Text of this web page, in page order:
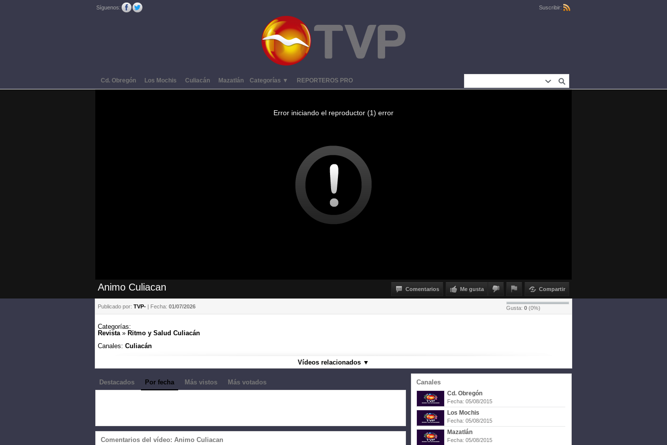
Síguenos: Suscribir:
Cd. Obregón Los Mochis Culiacán Mazatlán Categorías ▼ REPORTEROS PRO
Error iniciando el reproductor (1) error
Comentarios Me gusta Compartir
Animo Culiacan
Gusta: 0 (0%)
Publicado por: TVP- | Fecha: 01/07/2026
Categorías:
Revista » Ritmo y Salud Culiacán
Canales: Culiacán
Vídeos relacionados ▼
Canales
Cd. Obregón
Fecha: 05/08/2015
Los Mochis
Fecha: 05/08/2015
Mazatlán
Fecha: 05/08/2015
Destacados Por fecha Más vistos Más votados
Comentarios del vídeo: Animo Culiacan